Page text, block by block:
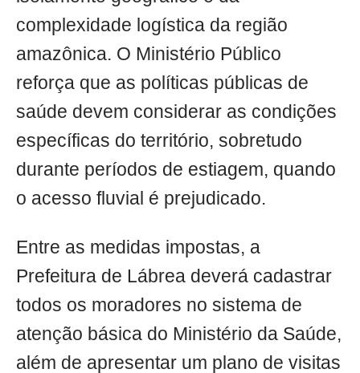
complexidade logística da região
amazônica. O Ministério Público
reforça que as políticas públicas de
saúde devem considerar as condições
específicas do território, sobretudo
durante períodos de estiagem, quando
o acesso fluvial é prejudicado.
Entre as medidas impostas, a
Prefeitura de Lábrea deverá cadastrar
todos os moradores no sistema de
atenção básica do Ministério da Saúde,
além de apresentar um plano de visitas